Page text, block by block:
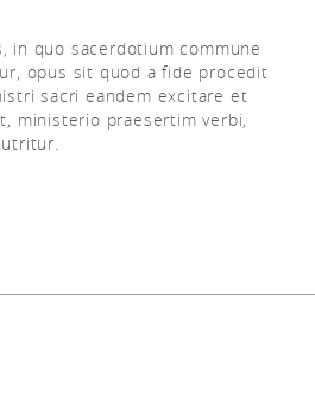
in quo sacerdotium commune
opus sit quod a fide procedit
sacri eandem excitare et
ministerio praesertim verbi,